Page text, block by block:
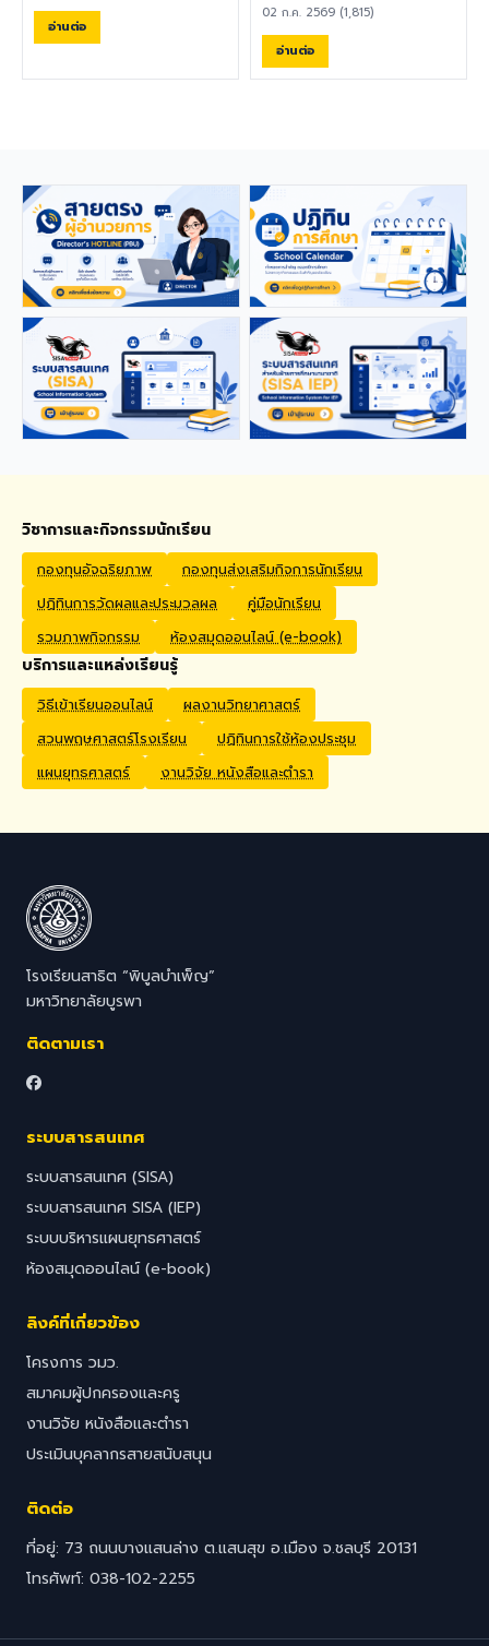
ทั้งวิดีโอแนะนำตัวสั้น ๆ (Short
Introduction Video) ได้ที่
อีเมล hr@satit.buu.ac.th
foreign educators for
teaching positions
covering Kindergarten,
Primary, and High School
Salary: 30,000 – 40,000
THB Housing Allowance:
6,500 THB Full assistance
with Visa and Work Permit
extensions Private Health
Insurance cover
Speakers or Non-Native
English Speakers with a
verified TOEIC score of at
least 785. Prior teaching
experience is preferred.
Interested candidates
should submit their CV,
passport copy, degree
certificates, relevant
transcripts/documents,
introduction via email to
อ่านต่อ
02 ก.ค. 2569 (1,815)
อ่านต่อ
วิชาการและกิจกรรมนักเรียน
กองทุนอัจฉริยภาพ
กองทุนส่งเสริมกิจการนักเรียน
ปฏิทินการวัดผลและประมวลผล
คู่มือนักเรียน
รวมภาพกิจกรรม
ห้องสมุดออนไลน์ (e-book)
บริการและแหล่งเรียนรู้
วิธีเข้าเรียนออนไลน์
ผลงานวิทยาศาสตร์
สวนพฤษศาสตร์โรงเรียน
ปฏิทินการใช้ห้องประชุม
แผนยุทธศาสตร์
งานวิจัย หนังสือและตำรา
โรงเรียนสาธิต “พิบูลบำเพ็ญ”
มหาวิทยาลัยบูรพา
ติดตามเรา
ระบบสารสนเทศ
ระบบสารสนเทศ (SISA)
ระบบสารสนเทศ SISA (IEP)
ระบบบริหารแผนยุทธศาสตร์
ห้องสมุดออนไลน์ (e-book)
ลิงค์ที่เกี่ยวข้อง
โครงการ วมว.
สมาคมผู้ปกครองและครู
งานวิจัย หนังสือและตำรา
ประเมินบุคลากรสายสนับสนุน
ติดต่อ
ที่อยู่: 73 ถนนบางแสนล่าง ต.แสนสุข อ.เมือง จ.ชลบุรี 20131
โทรศัพท์: 038-102-2255